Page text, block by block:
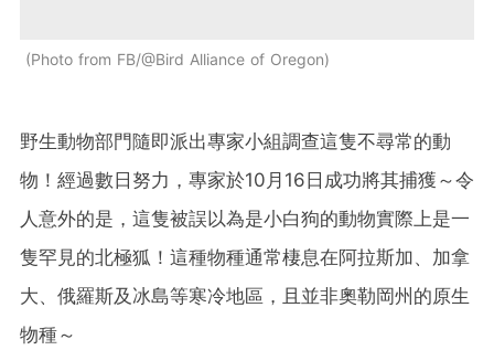
Photo from FB/@Bird Alliance of Oregon
野生動物部門隨即派出專家小組調查這隻不尋常的動
物！經過數日努力，專家於10月16日成功將其捕獲～令
人意外的是，這隻被誤以為是小白狗的動物實際上是一
隻罕見的北極狐！這種物種通常棲息在阿拉斯加、加拿
大、俄羅斯及冰島等寒冷地區，且並非奧勒岡州的原生
物種～